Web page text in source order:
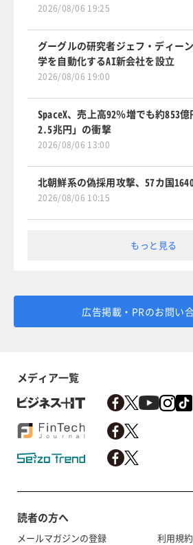
2026/08/06 19:25
グーグルの研究者ジェフ・ディー
学を自動化するAI新会社を設立
2026/08/06 19:00
SpaceX、売上高92％増でも約853
2.5兆円」の衝撃
2026/08/06 13:00
北朝鮮系の偽採用攻撃、57カ国
2026/08/06 10:15
もっと見る
広告掲載・PRのお問い
メディア一覧
読者の方へ
メールマガジンの登録
利用規